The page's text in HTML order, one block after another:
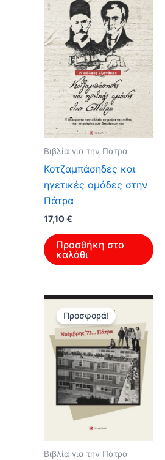
Βιβλία για την Πάτρα
Κοτζαμπάσηδες και
ηγετικές ομάδες στην
Πάτρα
17,10€
Προσθήκη στο
καλάθι
Προσφορά!
Βιβλία για την Πάτρα